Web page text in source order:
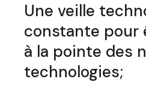
Une veille
constante pour
à la pointe des
technologies;